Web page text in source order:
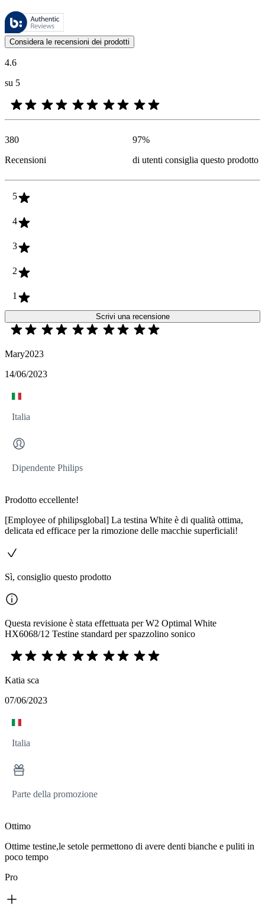
Queste recensioni sono gestite da Bazaarvoice e sono conformi
Le valutazioni dei prodotti e le classificazioni in stelle da parte degli
Considera le recensioni dei prodotti
4.6
su 5
380
Recensioni
97%
di utenti consiglia questo prodotto
5
4
3
2
1
Scrivi una recensione
Mary2023
14/06/2023
Italia
Dipendente Philips
Prodotto eccellente!
[Employee of philipsglobal] La testina White è di qualità ottima,
delicata ed efficace per la rimozione delle macchie superficiali!
Sì, consiglio questo prodotto
Questa revisione è stata effettuata per W2 Optimal White
HX6068/12 Testine standard per spazzolino sonico
Katia sca
07/06/2023
Italia
Parte della promozione
Ottimo
Ottime testine,le setole permettono di avere denti bianche e puliti in
poco tempo
Pro